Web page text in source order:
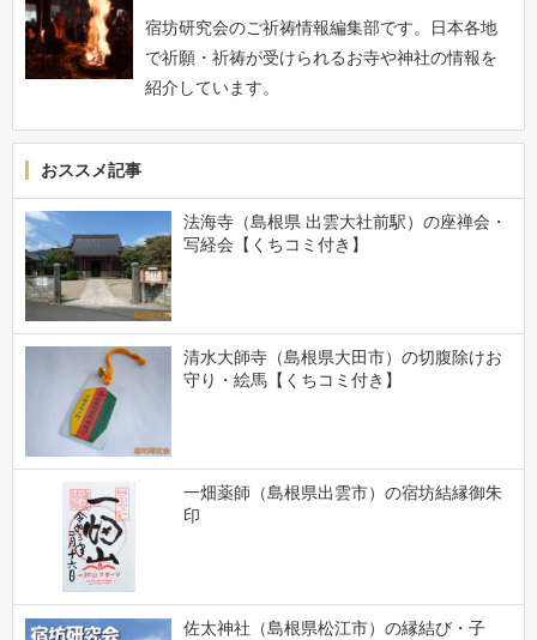
宿坊研究会のご祈祷情報編集部です。日本各地
で祈願・祈祷が受けられるお寺や神社の情報を
紹介しています。
おススメ記事
法海寺（島根県 出雲大社前駅）の座禅会・
写経会【くちコミ付き】
清水大師寺（島根県大田市）の切腹除けお
守り・絵馬【くちコミ付き】
一畑薬師（島根県出雲市）の宿坊結縁御朱
印
佐太神社（島根県松江市）の縁結び・子